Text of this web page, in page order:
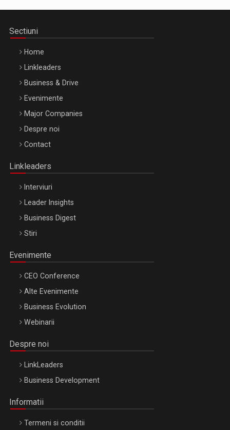
Be Inspired. Make it Happen!, ARTEMIS LETO, ORADEA, 8
Octombrie
Sectiuni
Home
Linkleaders
Business & Drive
Evenimente
Major Companies
Despre noi
Contact
Linkleaders
Interviuri
Leader Insights
Business Digest
Stiri
Evenimente
CEO Conference
Alte Evenimente
Business Evolution
Webinarii
Despre noi
LinkLeaders
Business Development
Informatii
Termeni si conditii